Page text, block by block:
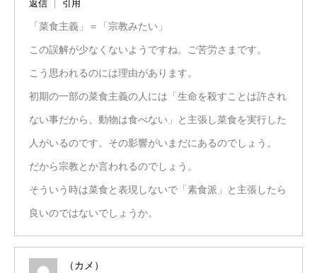
返信 引用
「菜食主義」＝「宗教みたい」
この誤解が少なくないようですね。ご苦労さまです。
こう思われるのには理由があります。
初期の一部の菜食主義の人には「生命を殺すことは許され
ない事だから、動物は食べない」と主張し菜食を実行した
人がいるのです。その影響がいまだにあるのでしょう。
だから宗教とか言われるのでしょう。
そういう時は菜食と表現しないで「素食派」と主張したら
良いのではないでしょうか。
（カメ）